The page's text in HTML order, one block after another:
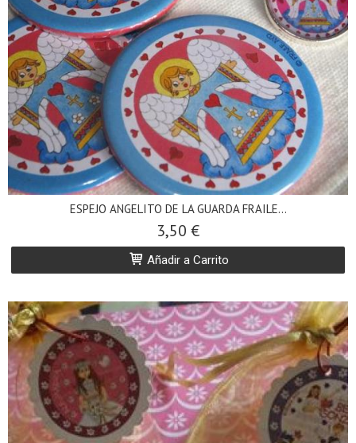
ESPEJO ANGELITO DE LA GUARDA FRAILE...
3,50 €
Añadir a Carrito